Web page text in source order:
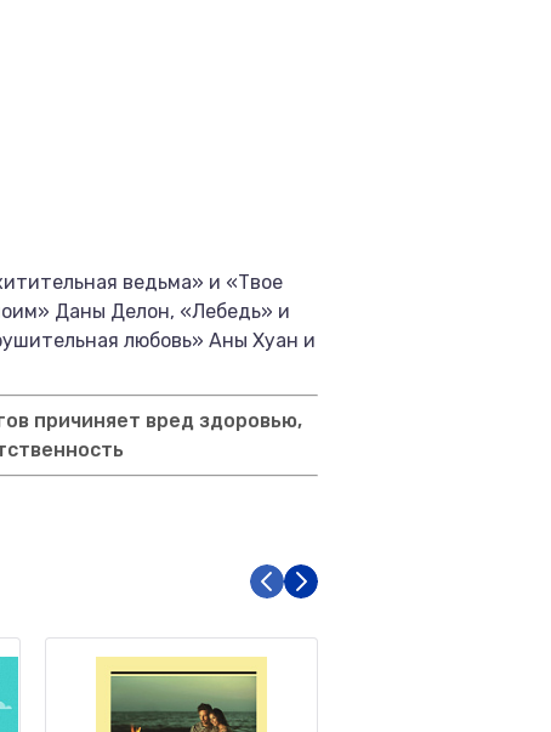
ведьма» и «Твое
Даны Делон, «Лебедь» и
любовь» Аны Хуан и
причиняет вред здоровью,